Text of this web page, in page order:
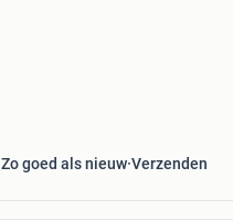
Zo goed als nieuw Verzenden